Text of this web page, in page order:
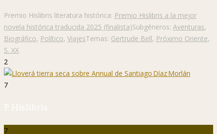
Premio Hislibris literatura histórica: Premio Hislibris a la mejor
novela histórica traducida 2025 (finalista)Subgéneros: Aventuras,
Biográfico, Político, ViajesTemas: Gertrude Bell, Próximo Oriente,
S. XX
2
7
P. Hislibris
7